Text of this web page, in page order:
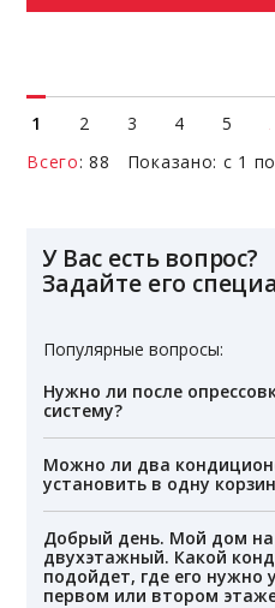
1 2 3 4
5
Всего: 88 Показано: с 1
У Вас есть вопрос?
Задайте его
Популярные вопросы:
Нужно ли после
систему?
Можно ли два
установить в одну
Добрый день. Мой дом на
двухэтажный. Какой
подойдет, где его нужно
первом или втором